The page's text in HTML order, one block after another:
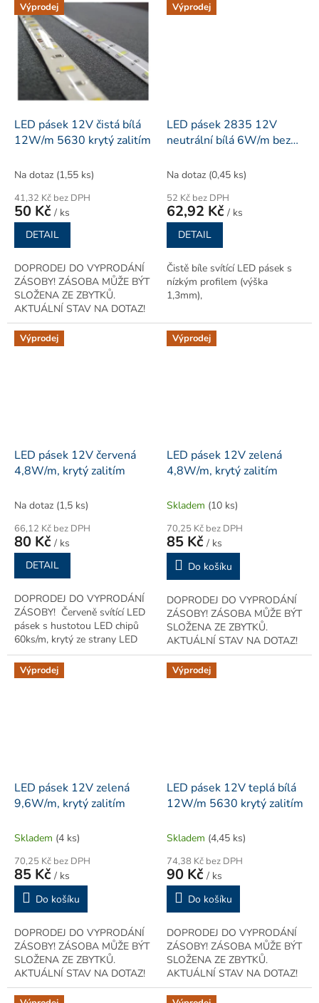
Výprodej
LED pásek 12V čistá bílá
12W/m 5630 krytý zalitím
Na dotaz (1,55 ks)
41,32 Kč bez DPH
50 Kč / ks
DETAIL
DOPRODEJ DO VYPRODÁNÍ
ZÁSOBY! ZÁSOBA MŮŽE BÝT
SLOŽENA ZE ZBYTKŮ.
AKTUÁLNÍ STAV NA DOTAZ!
LED pásek s chipem 5630
60ks/m krytý ze strany LED
zalitím v gelu na bázi
Výprodej
LED pásek 2835 12V
neutrální bílá 6W/m bez
Na dotaz (0,45 ks)
52 Kč bez DPH
62,92 Kč / ks
DETAIL
Čistě bíle svítící LED pásek s
nízkým profilem (výška
1,3mm),
Výprodej
LED pásek 12V červená
4,8W/m, krytý zalitím
Na dotaz (1,5 ks)
66,12 Kč bez DPH
80 Kč / ks
DETAIL
DOPRODEJ DO VYPRODÁNÍ
ZÁSOBY! Červeně svítící LED
pásek s hustotou LED chipů
60ks/m, krytý ze strany LED
zalitím v gelu na bázi měkkého
pružného epoxidu (stupeň
ochrany...
Výprodej
LED pásek 12V zelená
4,8W/m, krytý zalitím
Skladem (10 ks)
70,25 Kč bez DPH
85 Kč / ks
Do košíku
DOPRODEJ DO VYPRODÁNÍ
ZÁSOBY! ZÁSOBA MŮŽE BÝT
SLOŽENA ZE ZBYTKŮ.
AKTUÁLNÍ STAV NA DOTAZ!
Zbytky [m]: 5 / 5 / Zeleně svítící
LED pásek s hustotou LED
chipů 60ks/m, krytý ze...
Výprodej
LED pásek 12V zelená
9,6W/m, krytý zalitím
Skladem (4 ks)
70,25 Kč bez DPH
85 Kč / ks
Do košíku
DOPRODEJ DO VYPRODÁNÍ
ZÁSOBY! ZÁSOBA MŮŽE BÝT
SLOŽENA ZE ZBYTKŮ.
AKTUÁLNÍ STAV NA DOTAZ!
Zbytky [m]: 5 / 3 Zeleně svítící
Výprodej
LED pásek 12V teplá bílá
12W/m 5630 krytý zalitím
Skladem (4,45 ks)
74,38 Kč bez DPH
90 Kč / ks
Do košíku
DOPRODEJ DO VYPRODÁNÍ
ZÁSOBY! ZÁSOBA MŮŽE BÝT
SLOŽENA ZE ZBYTKŮ.
AKTUÁLNÍ STAV NA DOTAZ!
LED pásek s chipem 5630